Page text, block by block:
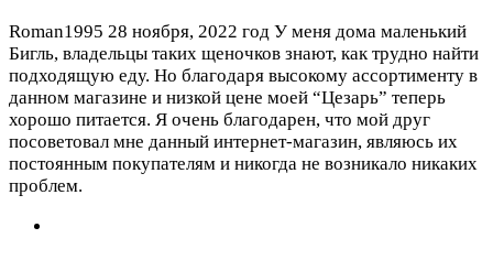
Roman1995 28 ноября, 2022 год У меня домa маленький
Бигль, владельцы таких щеночков знают, как трудно найти
подходящую еду. Но благодаря высокому ассортименту в
данном магазине и низкой цене моей “Цезарь” теперь
хорошо питается. Я очень благодарен, что мой друг
посоветовал мне данный интернет-магазин, являюсь их
постоянным покупателям и никогда не возникало никаких
проблем.